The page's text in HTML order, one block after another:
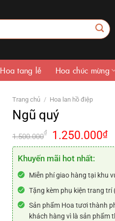
Hoa tang lễ Hoa chúc mừng
Trang chủ / Hoa lan hồ điệp
Ngũ quý
1.500.000₫
Giá
gốc
là:
1.500.000₫.
1.250.000₫
Khuyến mãi hot nhất:
Miễn phí giao hàng tại khu
Tặng kèm phụ kiện trang
Sản phẩm Hoa tươi thành
khách hàng vì là sản phẩm